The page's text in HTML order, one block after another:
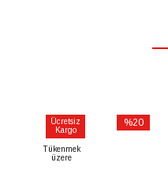
Ücretsiz
Kargo
Tükenmek
üzere
%20